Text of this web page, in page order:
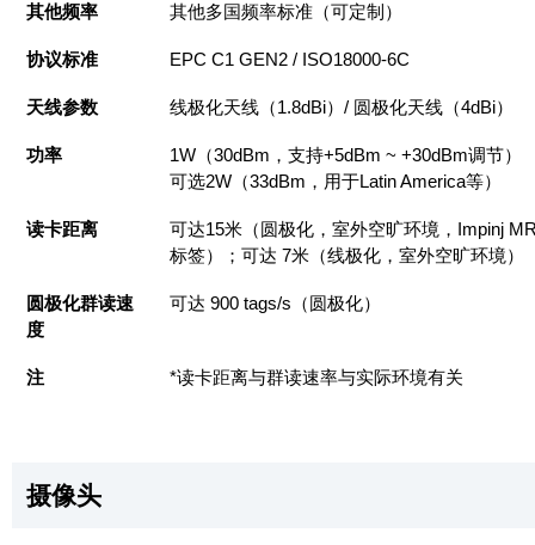
其他频率 其他多国频率标准（可定制）
协议标准 EPC C1 GEN2 / ISO18000-6C
天线参数 线极化天线（1.8dBi）/ 圆极化天线（4dBi）
功率
1W（30dBm，支持+5dBm ~ +30dBm调节）
可选2W（33dBm，用于Latin America等）
读卡距离
可达15米（圆极化，室外空旷环境，Impinj
标签）；可达 7米（线极化，室外空旷环境）
圆极化群读速
度
可达 900 tags/s（圆极化）
注 *读卡距离与群读速率与实际环境有关
摄像头